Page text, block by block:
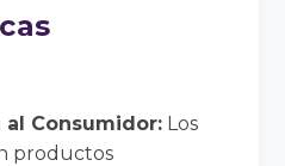
al Consumidor: Los
productos